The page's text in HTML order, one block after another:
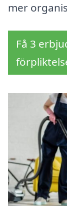
mer
Få 3